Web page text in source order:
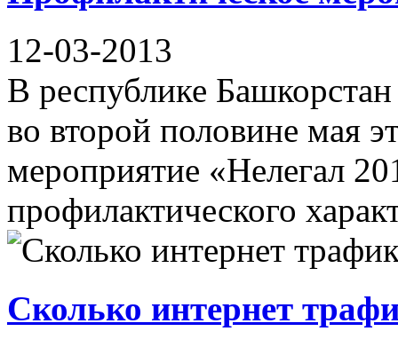
12-03-2013
В республике
во второй половине мая
мероприятие «Нелегал
профилактического
Сколько интернет